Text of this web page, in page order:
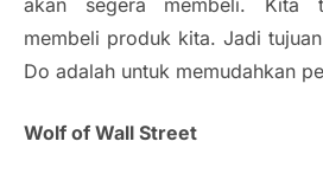
membeli produk kita. Jadi
Do adalah untuk memudahkan
Wolf of Wall Street